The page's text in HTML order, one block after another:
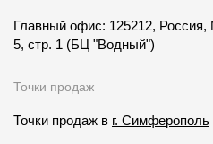
Главный офис: 125212,
5, стр. 1 (БЦ "Водный")
Точки продаж
Точки продаж в г. Симферополь